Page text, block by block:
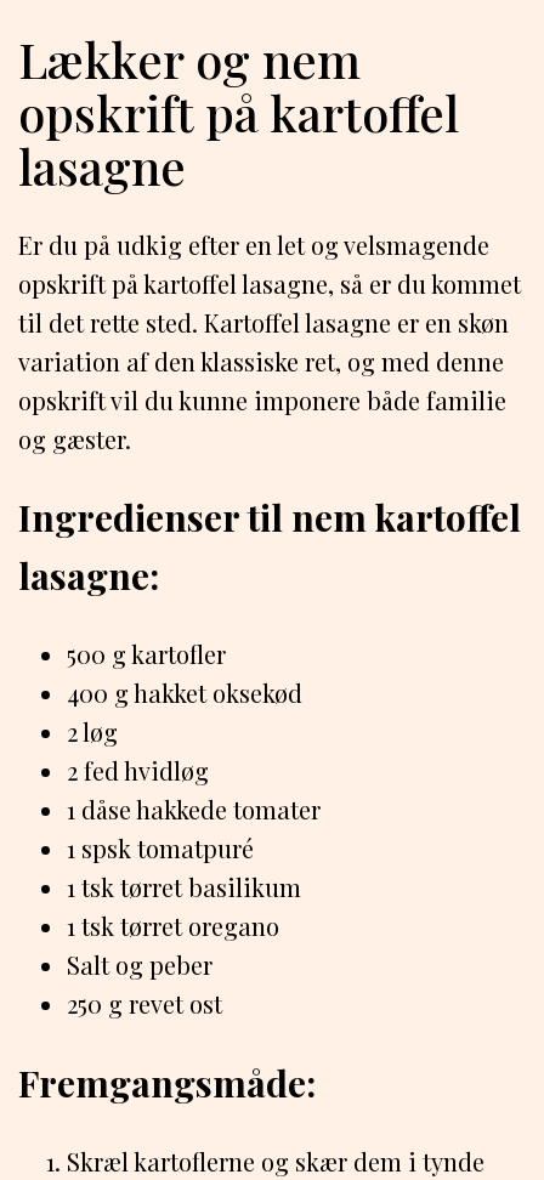
Lækker og nem
opskrift på kartoffel
lasagne
Er du på udkig efter en let og velsmagende
opskrift på kartoffel lasagne, så er du kommet
til det rette sted. Kartoffel lasagne er en skøn
variation af den klassiske ret, og med denne
opskrift vil du kunne imponere både familie
og gæster.
Ingredienser til nem kartoffel
lasagne:
500 g kartofler
400 g hakket oksekød
2 løg
2 fed hvidløg
1 dåse hakkede tomater
1 spsk tomatpuré
1 tsk tørret basilikum
1 tsk tørret oregano
Salt og peber
250 g revet ost
Fremgangsmåde:
Skræl kartoflerne og skær dem i tynde